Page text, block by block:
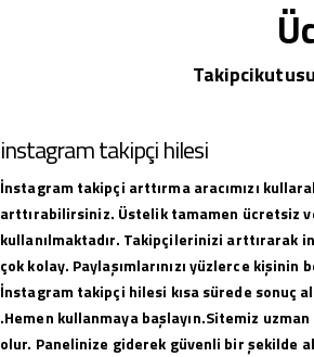
instagram takipçi hilesi
İnstagram takipçi arttırma aracımızı
arttırabilirsiniz. Üstelik tamamen ücretsiz
kullanılmaktadır. Takipçilerinizi arttırarak
çok kolay. Paylaşımlarınızı yüzlerce
İnstagram takipçi hilesi kısa sürede sonuç
.Hemen kullanmaya başlayın.Sitemiz
olur. Panelinize giderek güvenli bir şekilde